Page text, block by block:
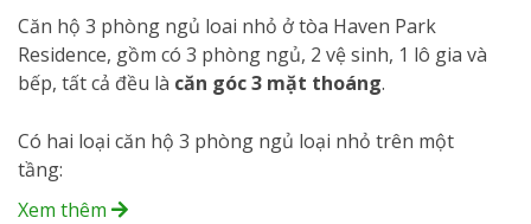
Căn hộ 3 phòng ngủ loai nhỏ ở tòa Haven Park
Residence, gồm có 3 phòng ngủ, 2 vệ sinh, 1 lô gia và
bếp, tất cả đều là căn góc 3 mặt thoáng.
Có hai loại căn hộ 3 phòng ngủ loại nhỏ trên một
tầng:
Xem thêm